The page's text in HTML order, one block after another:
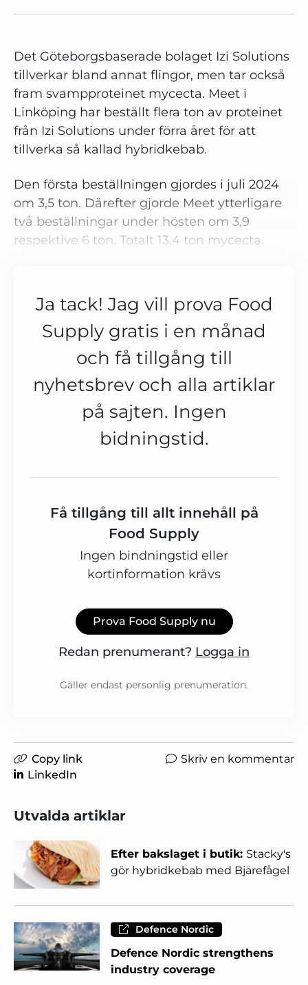
Det Göteborgsbaserade bolaget Izi Solutions
tillverkar bland annat flingor, men tar också
fram svampproteinet mycecta. Meet i
Linköping har beställt flera ton av proteinet
från Izi Solutions under förra året för att
tillverka så kallad hybridkebab.
Den första beställningen gjordes i juli 2024
om 3,5 ton. Därefter gjorde Meet ytterligare
två beställningar under hösten om 3,9
respektive 6 ton. Totalt 13,4 ton mycecta.
Ja tack! Jag vill prova Food
Supply gratis i en månad
och få tillgång till
nyhetsbrev och alla artiklar
på sajten. Ingen
bidningstid.
Få tillgång till allt innehåll på
Food Supply
Ingen bindningstid eller
kortinformation krävs
Prova Food Supply nu
Redan prenumerant? Logga in
Gäller endast personlig prenumeration.
Copy link
LinkedIn
Skriv en kommentar
Utvalda artiklar
Efter bakslaget i butik: Stacky's
gör hybridkebab med Bjärefågel
Defence Nordic
Defence Nordic strengthens
industry coverage